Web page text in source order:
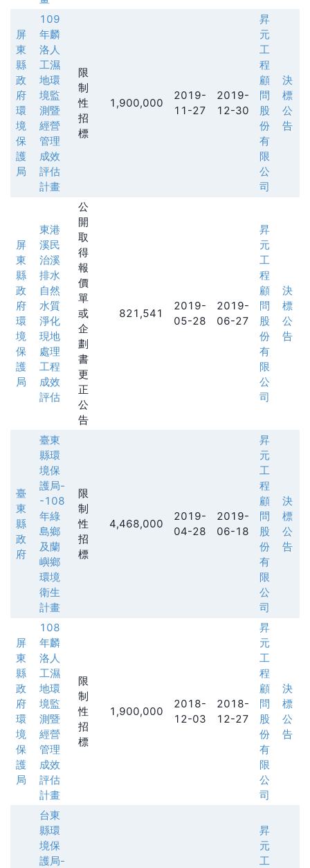
屏
東
縣
政
府
環
境
保
護
局
109
年麟
洛人
工濕
地環
境監
測暨
經營
管理
成效
評估
計畫
限
制
性
招
標
1,900,000
2019-
11-27
2019-
12-30
昇
元
工
程
顧
問
股
份
有
限
公
司
決
標
公
告
屏
東
縣
政
府
環
境
保
護
局
東港
溪民
治溪
排水
自然
水質
淨化
現地
處理
工程
成效
評估
公
開
取
得
報
價
單
或
企
劃
書
更
正
公
告
821,541
2019-
05-28
2019-
06-27
昇
元
工
程
顧
問
股
份
有
限
公
司
決
標
公
告
臺
東
縣
政
府
臺東
縣環
境保
護局-
-108
年綠
島鄉
及蘭
嶼鄉
環境
衛生
計畫
限
制
性
招
標
4,468,000
2019-
04-28
2019-
06-18
昇
元
工
程
顧
問
股
份
有
限
公
司
決
標
公
告
屏
東
縣
政
府
環
境
保
護
局
108
年麟
洛人
工濕
地環
境監
測暨
經營
管理
成效
評估
計畫
限
制
性
招
標
1,900,000
2018-
12-03
2018-
12-27
昇
元
工
程
顧
問
股
份
有
限
公
司
決
標
公
告
台東
縣環
境保
護局-
昇
元
工